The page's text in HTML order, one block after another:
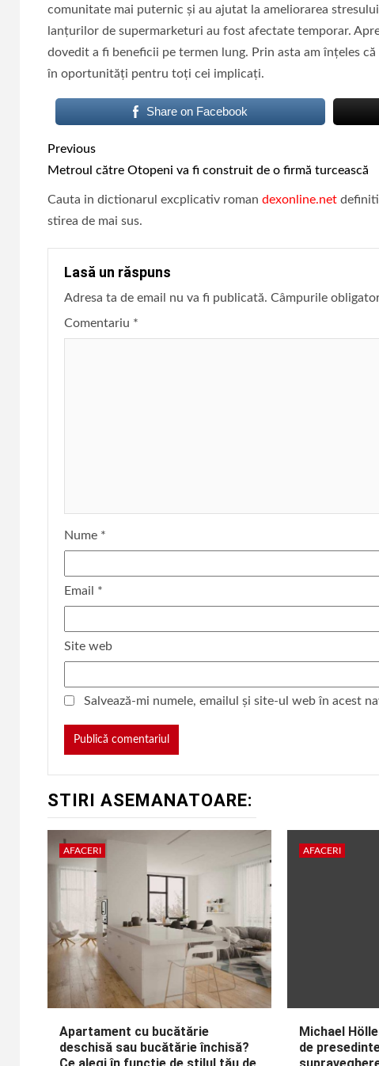
comunitate mai puternic și au ajutat la ameliorarea
lanțurilor de supermarketuri au fost afectate temporar.
dovedit a fi beneficii pe termen lung. Prin asta am înțeles
în oportunități pentru toți cei implicați.
Share on Facebook
Continue
Reading
Previous
Metroul către Otopeni va fi construit de o firmă turcească
Cauta in dictionarul excplicativ roman dexonline.net
stirea de mai sus.
Lasă un răspuns
Adresa ta de email nu va fi publicată. Câmpurile
Comentariu *
Nume *
Email *
Site web
Salvează-mi numele, emailul și site-ul web în acest
STIRI ASEMANATOARE:
AFACERI
Apartament cu bucătărie
deschisă sau bucătărie închisă?
AFACERI
Michael
de